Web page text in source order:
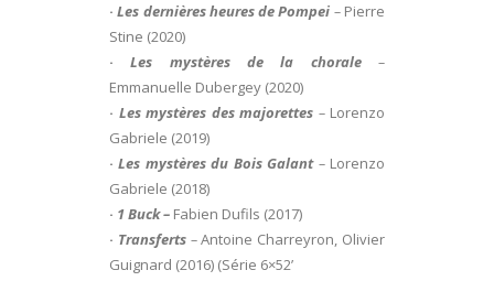
·Les dernières heures de Pompei – Pierre
Stine (2020)
·Les mystères de la chorale–
Emmanuelle Dubergey (2020)
· Les mystères des majorettes – Lorenzo
Gabriele (2019)
·Les mystères du Bois Galant – Lorenzo
Gabriele (2018)
· 1 Buck– Fabien Dufils (2017)
· Transferts –Antoine Charreyron, Olivier
Guignard (2016) (Série 6×52’